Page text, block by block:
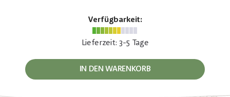
Verfügbarkeit:
Lieferzeit: 3-5 Tage
IN DEN WARENKORB